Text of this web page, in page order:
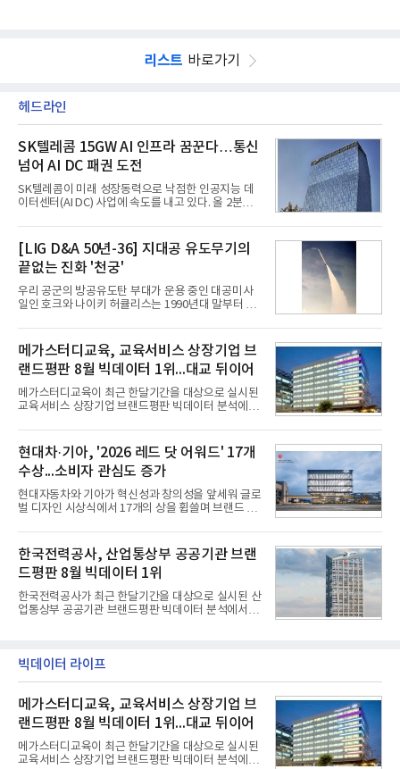
리스트 바로가기
헤드라인
SK텔레콤 15GW AI 인프라 꿈꾼다…통신
넘어 AI DC 패권 도전
SK텔레콤이 미래 성장동력으로 낙점한 인공지능 데
이터센터(AI DC) 사업에 속도를 내고 있다. 올 2분기
는 2035년까지 총 15GW(기가와트) 규모의 AI DC를
구축하겠다는 대형 청사진을 제시하면서다. 이에 따
라 경쟁 구도 역시 이동통신사인 KT, LG유플러스를
넘어 네이버, 삼성SDS 등 IT 인프라 기업으로 확장되
고 있다.7일 SK텔레콤에 따르면 회사는 올해 2분기
연결 기준 매출 4조 3591억원, 영업이익 5660억원을
기록했다. 매출은 전년 동기 대비 0.5%, 영업이익은
따른 기저효과가 실
[LIG D&A 50년-36] 지대공 유도무기의
끝없는 진화 '천궁'
우리 공군의 방공유도탄 부대가 운용 중인 대공미사
일인 호크와 나이키 허큘리스는 1990년대 말부터 성
기존 미사일체계를 대체할 중고도 및 중거리 대공미
사일을 개발하기로 결정했다.처음 KM-SAM 사업으로
불린 이 사업의 명칭은 호크(Iron Hawk, 철매)를 대체
한다는 의미에서 ‘철매Ⅱ’ 로 정해졌다. 철매Ⅱ 개발
사업은 미사일체계 완성 후인 2011년 ‘천궁(天弓)’으
로 다시 장비명이 바뀌었다. 17개 업체와 관련 기관이
참여한 가운데 LIG 넥스원은 탐색 개발에서 체계개발
인 천궁
메가스터디교육, 교육서비스 상장기업 브
랜드평판 8월 빅데이터 1위...대교 뒤이어
메가스터디교육이 최근 한달기간을 대상으로 실시된
교육서비스 상장기업 브랜드평판 빅데이터 분석에서
일 한국기업평판연구소(소장 구창환)는 국내 교육서
비스 상장기업 브랜드를 대상으로 지난 7월 7일부터
8월 7일까지 수집된 소비자 빅데이터 10,074,233건
을 분석한 결과, 메가스터디교육이 브랜드평판지수
1,710,926을 기록하며 8월 1위에 올랐다고 밝혔다.
분석에 활용된 빅데이터는 지난 7월(9,491,206건) 대
비 6.14% 증가한 수치로, 교육서비스 상장기업 브랜
디교육, 대교, 디지
현대차·기아, '2026 레드 닷 어워드' 17개
수상...소비자 관심도 증가
현대자동차와 기아가 혁신성과 창의성을 앞세워 글로
벌 디자인 시상식에서 17개의 상을 휩쓸며 브랜드 경
레드 닷 어워드: 브랜드 & 커뮤니케이션 디자인 부문
(Red Dot Design Award: Brand &
Communication Design)'에서 최우수상 2개, 본상
15개를 수상했다고 7일 밝혔다.'레드 닷 어워드'는 독
일 iF, 미국 IDEA와 함께 세계 3대 디자인 시상식으로
손꼽히는 세계 최대 규모의 디자인 공모전이다. 독일
노르트라인 베스트팔렌 디자인센터(Design
자인 콘셉트 각 부문에서 우수한
한국전력공사, 산업통상부 공공기관 브랜
드평판 8월 빅데이터 1위
한국전력공사가 최근 한달기간을 대상으로 실시된 산
업통상부 공공기관 브랜드평판 빅데이터 분석에서 1
지난 7월 7일부터 8월 7일까지 수집된 소비자 빅데이
랐다고 밝혔다. 분석에 활용된 빅데이터는 지난 7월
(88,893,823건) 대비 2.48% 증가한 수치다.연구소에
따르면 8월 산업통상부 공공기관 브랜드평판 30위 순
위는 한국전력공사, 한국가스공사, 한국수력원자력,
한국석유공사, 한전
빅데이터 라이프
메가스터디교육, 교육서비스 상장기업 브
랜드평판 8월 빅데이터 1위...대교 뒤이어
메가스터디교육이 최근 한달기간을 대상으로 실시된
교육서비스 상장기업 브랜드평판 빅데이터 분석에서